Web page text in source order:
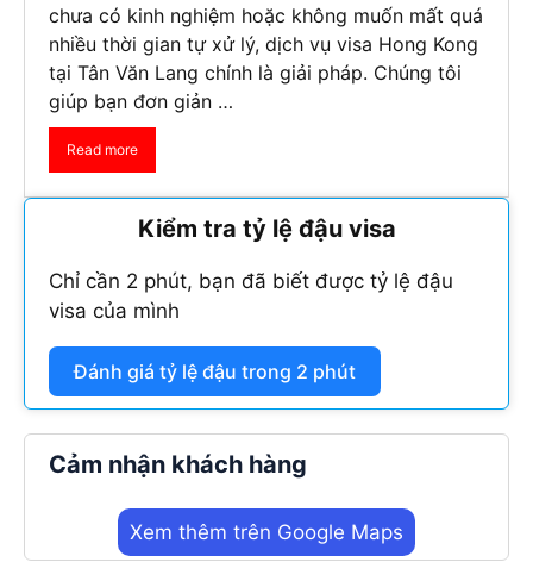
chưa có kinh nghiệm hoặc không muốn mất quá
nhiều thời gian tự xử lý, dịch vụ visa Hong Kong
tại Tân Văn Lang chính là giải pháp. Chúng tôi
giúp bạn đơn giản …
Read more
Kiểm tra tỷ lệ đậu visa
Chỉ cần 2 phút, bạn đã biết được tỷ lệ đậu
visa của mình
Đánh giá tỷ lệ đậu trong 2 phút
Cảm nhận khách hàng
Xem thêm trên Google Maps